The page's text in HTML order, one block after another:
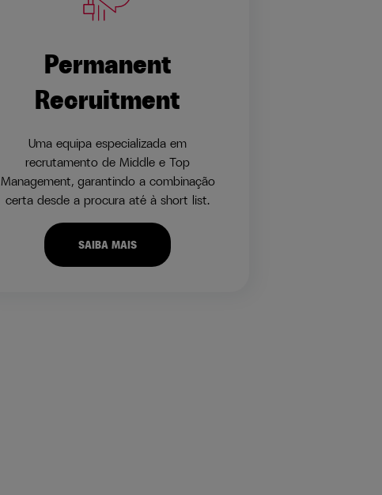
Permanent
Recruitment
Uma equipa especializada em
recrutamento de Middle e Top
Management, garantindo a combinação
certa desde a procura até à short list.
SAIBA MAIS